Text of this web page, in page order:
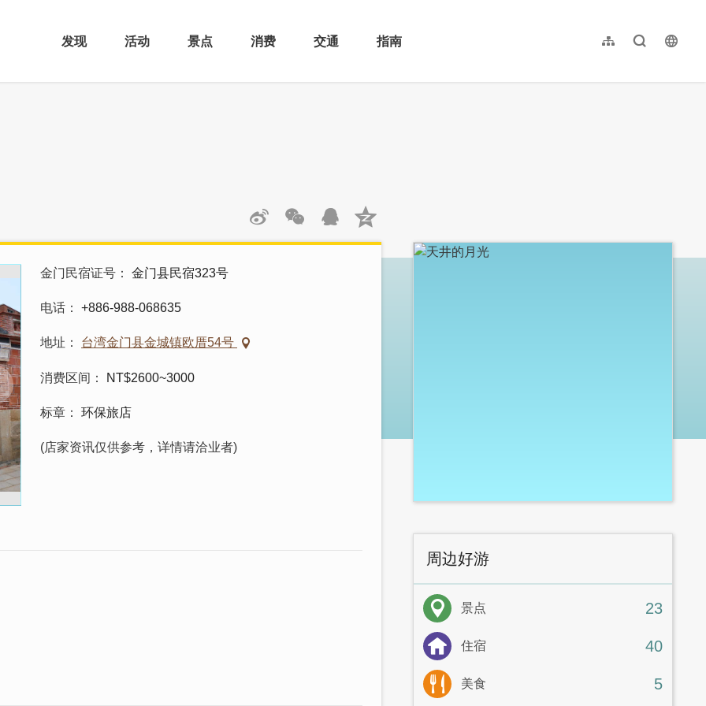
发现 活动 景点 消费 交通 指南 网站导览全文检索
繁體中文
金门民宿证号 金门县民宿323号
电话 +886-988-068635
地址 台湾金门县金城镇欧厝54号
消费区间 NT$2600~3000
标章 环保旅店
(店家资讯仅供参考，详情请洽业者)
:::
周边好游
景点 23
住宿 40
美食 5